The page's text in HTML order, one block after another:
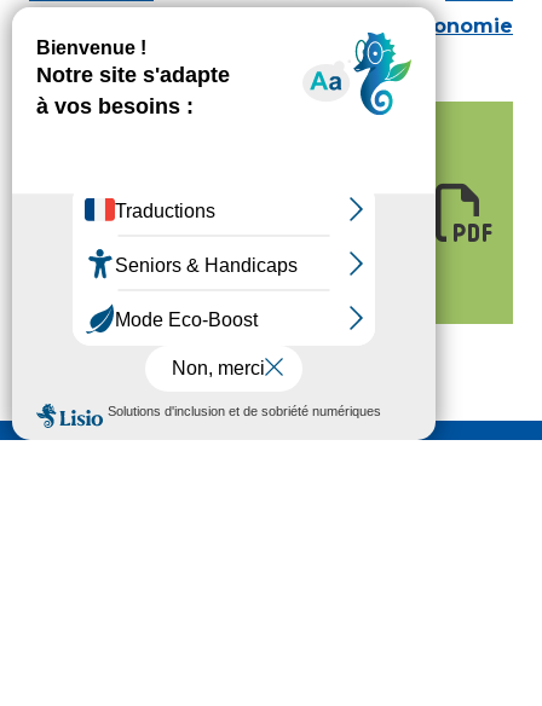
Nationale de Solidarité pour l’Autonomie
(CNSA).
synthèse d'activité
de la MDPH des
Hautes-Pyrénées